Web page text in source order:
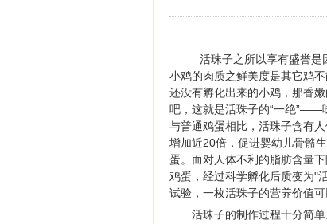
活珠子之所以享有盛誉是
小鸡的肉质之鲜美度是其它鸡
还没有孵化出来的小鸡，那香
吧，这就是活珠子的“一绝”——
与普通鸡蛋相比，活珠子含有
增加近20倍，促进婴幼儿骨骼
蛋。而对人体不利的脂肪含量
鸡蛋，经过科学孵化后质变为"
试验，一枚活珠子的营养价值
活珠子的制作过程十分简